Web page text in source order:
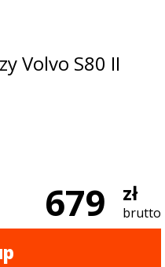
Volvo S80 II
679 zł
brutto